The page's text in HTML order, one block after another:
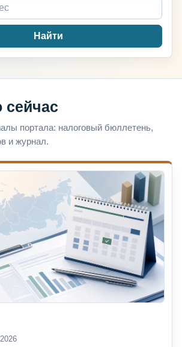
Найти
сейчас
портала: налоговый бюллетень,
и журнал.